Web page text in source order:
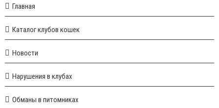
Главная
Каталог клубов кошек
Новости
Нарушения в клубах
Обманы в питомниках